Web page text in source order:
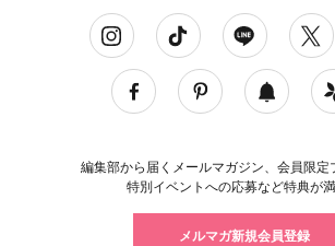
編集部から届くメールマガジン、会員限定
特別イベントへの応募など特典が満
メルマガ新規会員登録